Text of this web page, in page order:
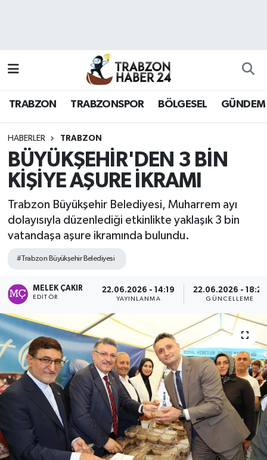
TRABZON TRABZONSPOR BÖLGESEL GÜNDEM
HABERLER TRABZON
BÜYÜKŞEHİR'DEN 3 BİN
KİŞİYE AŞURE İKRAMI
Trabzon Büyükşehir Belediyesi, Muharrem ayı
dolayısıyla düzenlediği etkinlikte yaklaşık 3 bin
vatandaşa aşure ikramında bulundu.
#Trabzon Büyükşehir Belediyesi
MELEK ÇAKIR
EDITÖR
22.06.2026 - 14:19
YAYINLANMA
22.06.2026 - 18:27
GÜNCELLEME
Hava Durumu
Namaz Vakitleri
Trafik Durumu
Süper Lig Puan Durumu ve Fikstür
Son Dakika Haberleri
Haber Arşivi